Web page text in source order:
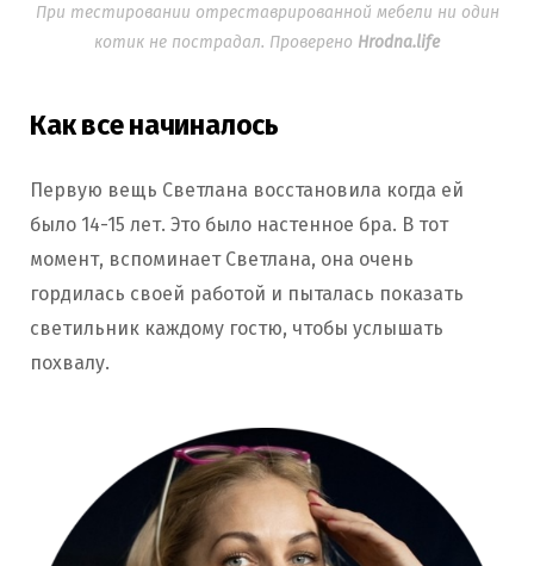
При тестировании отреставрированной мебели ни один
котик не пострадал. Проверено Hrodna.life
Как все начиналось
Первую вещь Светлана восстановила когда ей
было 14-15 лет. Это было настенное бра. В тот
момент, вспоминает Светлана, она очень
гордилась своей работой и пыталась показать
светильник каждому гостю, чтобы услышать
похвалу.